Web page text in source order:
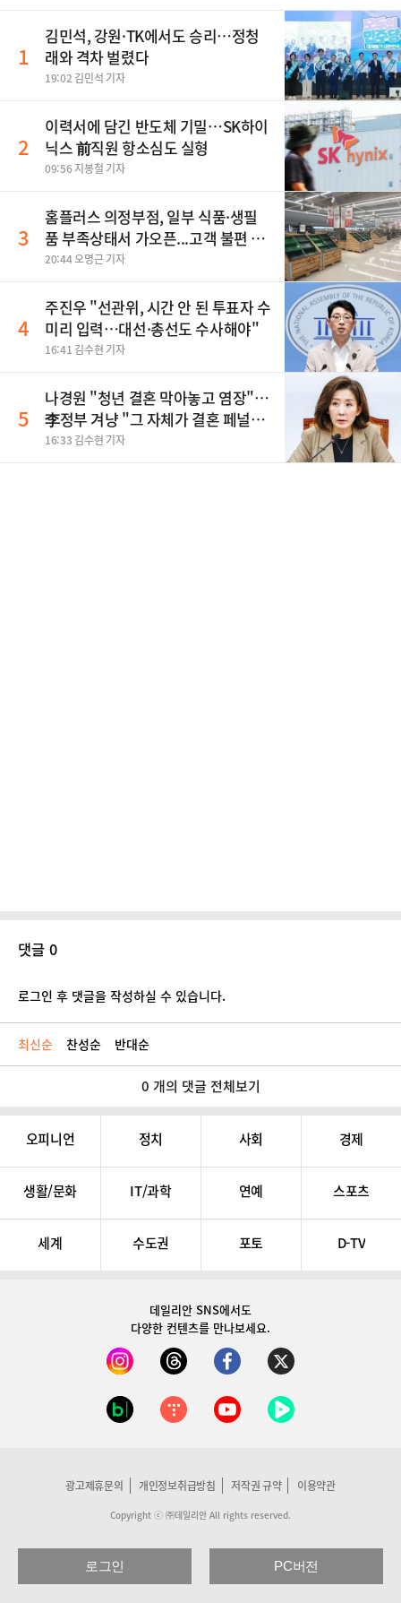
1
김민석, 강원·TK에서도 승리…정청
래와 격차 벌렸다
19:02 김민석 기자
2
이력서에 담긴 반도체 기밀…SK하이
닉스 前직원 항소심도 실형
09:56 지봉철 기자
3
홈플러스 의정부점, 일부 식품·생필
품 부족상태서 가오픈...고객 불편 가
중
20:44 오명근 기자
4
주진우 "선관위, 시간 안 된 투표자 수
미리 입력…대선·총선도 수사해야"
16:41 김수현 기자
5
나경원 "청년 결혼 막아놓고 염장"…
李정부 겨냥 "그 자체가 결혼 페널
티"
16:33 김수현 기자
댓글 0
로그인 후 댓글을 작성하실 수 있습니다.
최신순 찬성순 반대순
0 개의 댓글 전체보기
오피니언 정치 사회 경제
생활/문화 IT/과학 연예 스포츠
세계 수도권 포토 D-TV
데일리안 SNS에서도
다양한 컨텐츠를 만나보세요.
광고제휴문의 개인정보취급방침 저작권 규약 이용약관
Copyright ⓒ ㈜데일리안 All rights reserved.
로그인 PC버전